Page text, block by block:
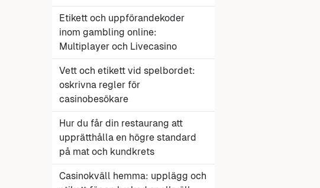
Etikett och uppförandekoder
inom gambling online:
Multiplayer och Livecasino
Vett och etikett vid spelbordet:
oskrivna regler för
casinobesökare
Hur du får din restaurang att
upprätthålla en högre standard
på mat och kundkrets
Casinokväll hemma: upplägg och